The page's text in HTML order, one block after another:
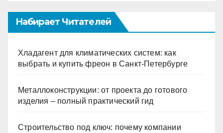
Набирает Читателей
Хладагент для климатических систем: как
выбрать и купить фреон в Санкт-Петербурге
Металлоконструкции: от проекта до готового
изделия – полный практический гид
Строительство под ключ: почему компании